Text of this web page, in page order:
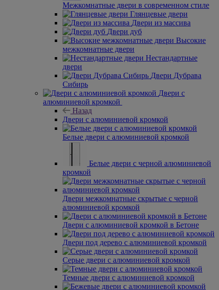
Межкомнатные двери в современном стиле
Глянцевые двери
Двери из массива
Двери дуб
Высокие
межкомнатные двери
Нестандартные
двери
Двери Дубрава
Сибирь
Двери с
алюминиевой кромкой
Назад
Двери с алюминиевой кромкой
Белые двери с алюминиевой кромкой
Белые двери с черной алюминиевой
кромкой
Двери межкомнатные скрытые с черной
алюминиевой кромкой
Двери с алюминиевой кромкой в Бетоне
Двери под дерево с алюминиевой кромкой
Серые двери с алюминиевой кромкой
Темные двери с алюминиевой кромкой